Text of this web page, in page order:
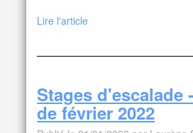
Lire l'article
Stages d'escalade
de février 2022